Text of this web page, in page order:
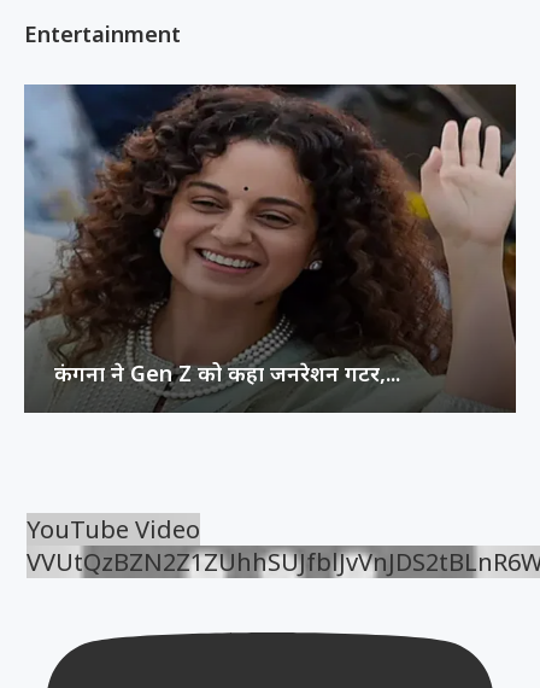
YouTube Video
Entertainment
कंगना ने Gen Z को कहा जनरेशन गटर,...